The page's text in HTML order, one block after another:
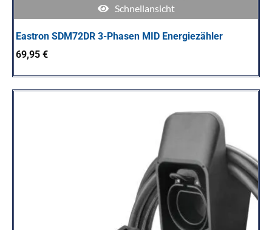
Schnellansicht
Eastron SDM72DR 3-Phasen MID Energiezähler
69,95€